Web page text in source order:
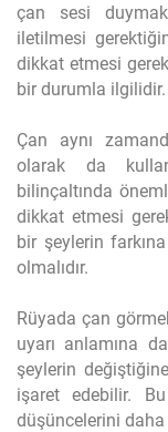
çan sesi
iletilmesi
dikkat etmesi
bir durumla ilgilidir.
Çan aynı
olarak da
bilinçaltında
dikkat etmesi
bir şeylerin
olmalıdır.
Rüyada çan
uyarı anlamına
şeylerin
işaret edebilir.
düşüncelerini